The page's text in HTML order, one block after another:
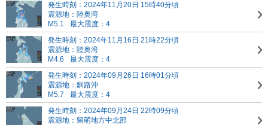
発生時刻：2024年11月20日 15時40分頃
震源地：陸奥湾
M5.1
最大震度：4
発生時刻：2024年11月16日 21時22分頃
震源地：陸奥湾
M4.6
最大震度：4
発生時刻：2024年09月26日 16時01分頃
震源地：釧路沖
M5.7
最大震度：4
発生時刻：2024年09月24日 22時09分頃
震源地：留萌地方中北部